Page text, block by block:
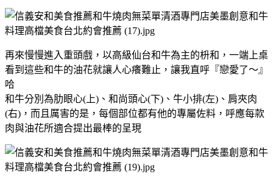
再來慢慢進入重頭戲，以高級仙台和牛為主的枡和，一端上桌
看到這些和牛的油花就讓人心癢難止，讓我直呼『戀愛了～』
哈
和牛分別為肋眼心(上)、和尚頭心(下)、牛小排(左)、肩夾肉
(右)，而且厲害的是，每個部位都有他的專屬佐料，呼應每款
肉與油花所適合提出最棒的呈現